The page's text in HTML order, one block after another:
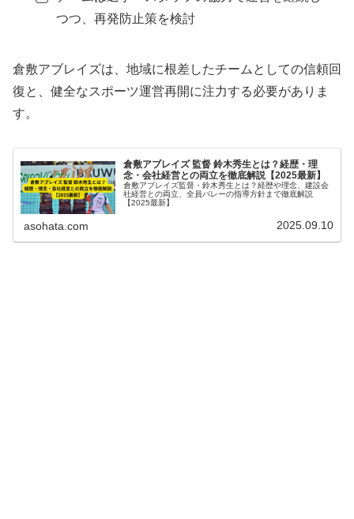
つつ、再発防止策を検討
倉敷アブレイズは、地域に根差したチームとしての信頼回
復と、健全なスポーツ運営再開に注力する必要がありま
す。
倉敷アブレイズ 監督 鈴木秀生とは？経歴・理
念・会社経営との両立を徹底解説【2025最新】
倉敷アブレイズ監督・鈴木秀生とは？経歴や理念、建設会
社経営との両立、全員バレーの指導方針まで徹底解説
【2025最新】
asohata.com 2025.09.10